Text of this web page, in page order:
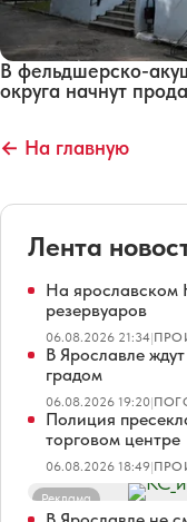
В фельдшерско-
округа начнут
← На главную
Лента
На ярославском
резервуаров
06.08.2026 21:34|
В Ярославле
градом
06.08.2026 19:20|
Полиция
торговом центре
06.08.2026 18:49|
Реклама